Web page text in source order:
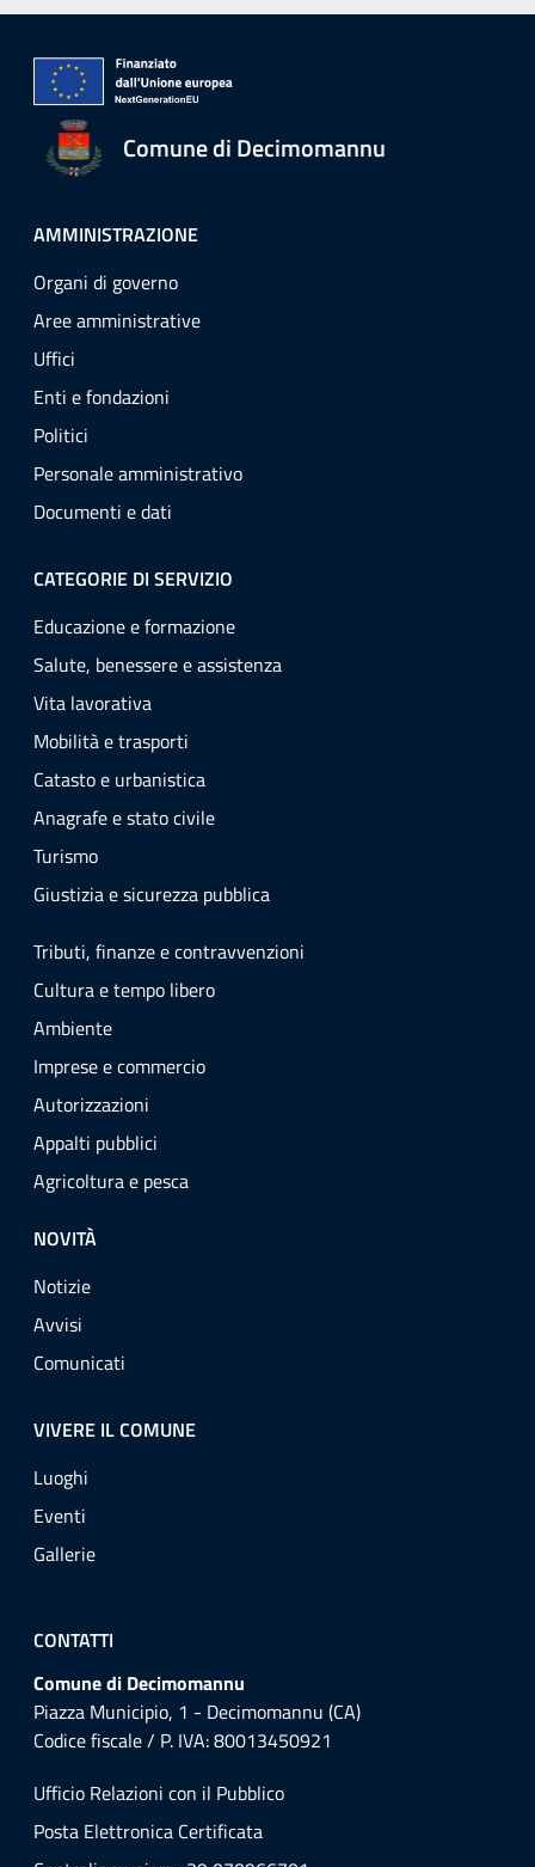
Comune di Decimomannu
AMMINISTRAZIONE
Organi di governo
Aree amministrative
Uffici
Enti e fondazioni
Politici
Personale amministrativo
Documenti e dati
CATEGORIE DI SERVIZIO
Educazione e formazione
Salute, benessere e assistenza
Vita lavorativa
Mobilità e trasporti
Catasto e urbanistica
Anagrafe e stato civile
Turismo
Giustizia e sicurezza pubblica
Tributi, finanze e contravvenzioni
Cultura e tempo libero
Ambiente
Imprese e commercio
Autorizzazioni
Appalti pubblici
Agricoltura e pesca
NOVITÀ
Notizie
Avvisi
Comunicati
VIVERE IL COMUNE
Luoghi
Eventi
Gallerie
CONTATTI
Comune di Decimomannu
Piazza Municipio, 1 - Decimomannu (CA)
Codice fiscale / P. IVA: 80013450921
Ufficio Relazioni con il Pubblico
Posta Elettronica Certificata